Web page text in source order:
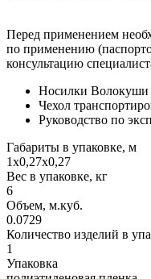
Перед применением
по применению
консультацию
Носилки Волокуши
Чехол
Руководство по
Габариты в упаковке, м
1х0,27х0,27
Вес в упаковке, кг
6
Объем, м.куб.
0.0729
Количество изделий в
1
Упаковка